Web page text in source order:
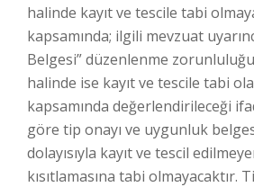
halinde kayıt ve tescile tabi
kapsamında; ilgili mevzuat
Belgesi” düzenlenme
halinde ise kayıt ve tescile tabi
kapsamında değerlendirileceği
göre tip onayı ve uygunluk
dolayısıyla kayıt ve tescil
kısıtlamasına tabi olmayacaktır.